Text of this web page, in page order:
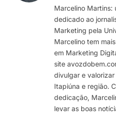
Marcelino Martins:
dedicado ao
Marketing pela
Marcelino tem
em Marketing
site
divulgar e
Itapiúna e região.
dedicação,
levar as boas